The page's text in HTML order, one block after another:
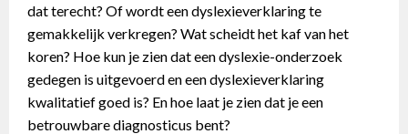
dat terecht? Of wordt een dyslexieverklaring te
gemakkelijk verkregen? Wat scheidt het kaf van het
koren? Hoe kun je zien dat een dyslexie-onderzoek
gedegen is uitgevoerd en een dyslexieverklaring
kwalitatief goed is? En hoe laat je zien dat je een
betrouwbare diagnosticus bent?